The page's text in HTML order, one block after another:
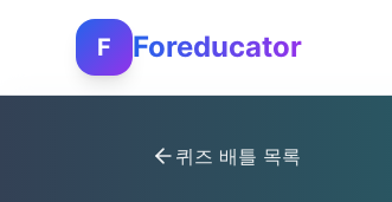
F Foreducator
퀴즈 배틀 목록